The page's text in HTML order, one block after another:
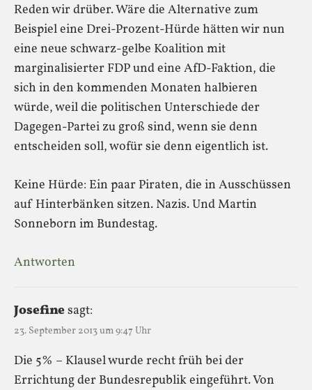
Reden wir drüber. Wäre die Alternative zum
Beispiel eine Drei-Prozent-Hürde hätten wir nun
eine neue schwarz-gelbe Koalition mit
marginalisierter FDP und eine AfD-Faktion, die
sich in den kommenden Monaten halbieren
würde, weil die politischen Unterschiede der
Dagegen-Partei zu groß sind, wenn sie denn
entscheiden soll, wofür sie denn eigentlich ist.
Keine Hürde: Ein paar Piraten, die in Ausschüssen
auf Hinterbänken sitzen. Nazis. Und Martin
Sonneborn im Bundestag.
Antworten
Josefinesagt:
23. September 2013 um 9:47 Uhr
Die 5% – Klausel wurde recht früh bei der
Errichtung der Bundesrepublik eingeführt. Von